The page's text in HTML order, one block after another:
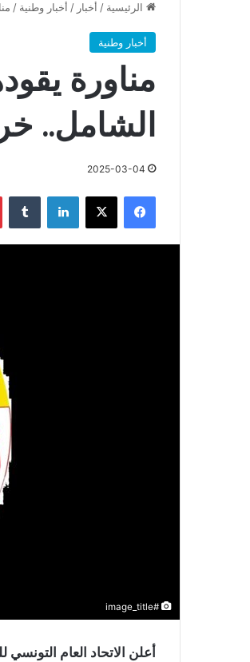
الرئيسية / أخبار / أخبار وطنية /
أخبار وطنية
مناورة
الشامل..
2025-03-04
فيسبوك X لينكدإن
#image_title
أعلن الاتحاد العام